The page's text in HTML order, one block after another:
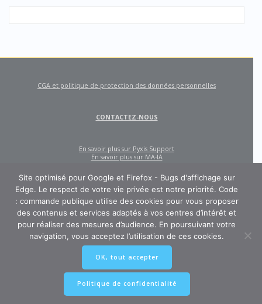
CODE : COMMANDE PUBLIQUE
Un site créé et édité par Pyxis Support, cabinet de conseil en achats et
marchés publics : AMO, Externalisation des marchés, Contract Management,
Ingénierie contractuelle
CGA et politique de protection des données personnelles
CONTACTEZ-NOUS
En savoir plus sur Pyxis Support
En savoir plus sur MA-IA
Site optimisé pour Google et Firefox - Bugs d'affichage sur
Edge. Le respect de votre vie privée est notre priorité. Code
: commande publique utilise des cookies pour vous proposer
des contenus et services adaptés à vos centres d’intérêt et
pour réaliser des mesures d’audience. En poursuivant votre
navigation, vous acceptez l’utilisation de ces cookies.
OK, tout accepter
Politique de confidentialité